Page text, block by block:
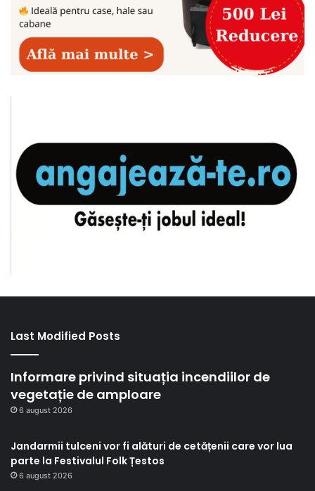
Last Modified Posts
Informare privind situația incendiilor de
vegetație de amploare
6 august 2026
Jandarmii tulceni vor fi alături de cetățenii care vor lua
parte la Festivalul Folk Țestos
6 august 2026